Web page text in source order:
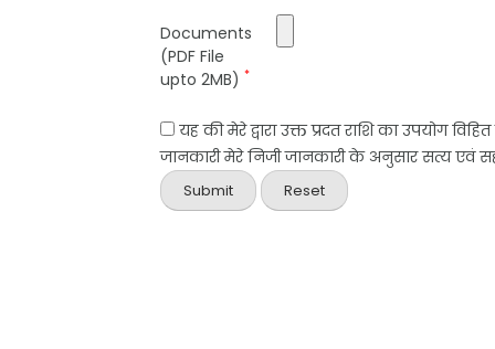
Documents
(PDF File
upto 2MB) *
यह की मेरे द्वारा उक्त प्रदत राशि का उपयोग
जानकारी मेरे निजी जानकारी के अनुसार सत्य एवं